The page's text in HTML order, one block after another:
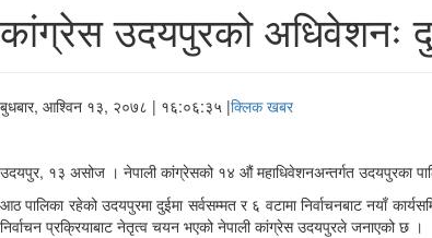
कांग्रेस उदयपुरको अधिवेशनः
बुधबार, आश्विन १३, २०७८ | १६:०६:३५ |क्लिक खबर
उदयपुर, १३ असोज । नेपाली कांग्रेसको १४ औं महाधिवेशनअन्तर्गत उदयपुरका
आठ पालिका रहेको उदयपुरमा दुईमा सर्वसम्मत र ६ वटामा निर्वाचनबाट नयाँ
निर्वाचन प्रक्रियाबाट नेतृत्व चयन भएको नेपाली कांग्रेस उदयपुरले जनाएको छ ।